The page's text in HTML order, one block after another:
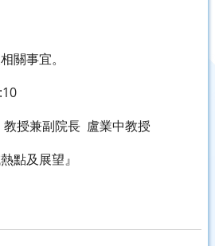
關事宜。
12:10
授兼副院長 盧業中教授
域熱點及展望』